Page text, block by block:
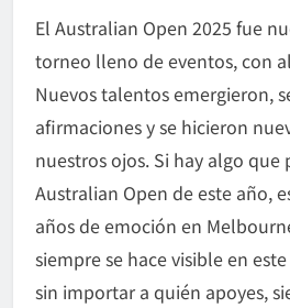
El Australian Open 2025 fue
torneo lleno de eventos, con
Nuevos talentos emergieron,
afirmaciones y se hicieron
nuestros ojos. Si hay algo
Australian Open de este año,
años de emoción en
siempre se hace visible en
sin importar a quién apoyes,